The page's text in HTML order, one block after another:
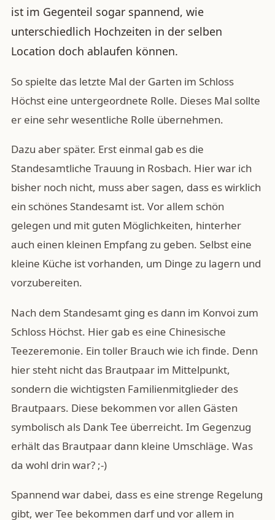
ist im Gegenteil sogar spannend, wie
unterschiedlich Hochzeiten in der selben
Location doch ablaufen können.
So spielte das letzte Mal der Garten im Schloss
Höchst eine untergeordnete Rolle. Dieses Mal sollte
er eine sehr wesentliche Rolle übernehmen.
Dazu aber später. Erst einmal gab es die
Standesamtliche Trauung in Rosbach. Hier war ich
bisher noch nicht, muss aber sagen, dass es wirklich
ein schönes Standesamt ist. Vor allem schön
gelegen und mit guten Möglichkeiten, hinterher
auch einen kleinen Empfang zu geben. Selbst eine
kleine Küche ist vorhanden, um Dinge zu lagern und
vorzubereiten.
Nach dem Standesamt ging es dann im Konvoi zum
Schloss Höchst. Hier gab es eine Chinesische
Teezeremonie. Ein toller Brauch wie ich finde. Denn
hier steht nicht das Brautpaar im Mittelpunkt,
sondern die wichtigsten Familienmitglieder des
Brautpaars. Diese bekommen vor allen Gästen
symbolisch als Dank Tee überreicht. Im Gegenzug
erhält das Brautpaar dann kleine Umschläge. Was
da wohl drin war? ;-)
Spannend war dabei, dass es eine strenge Regelung
gibt, wer Tee bekommen darf und vor allem in